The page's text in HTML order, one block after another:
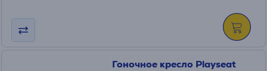
Гоночное кресло Playseat